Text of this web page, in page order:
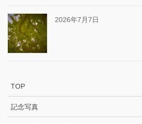
2026年7月7日
TOP
記念写真